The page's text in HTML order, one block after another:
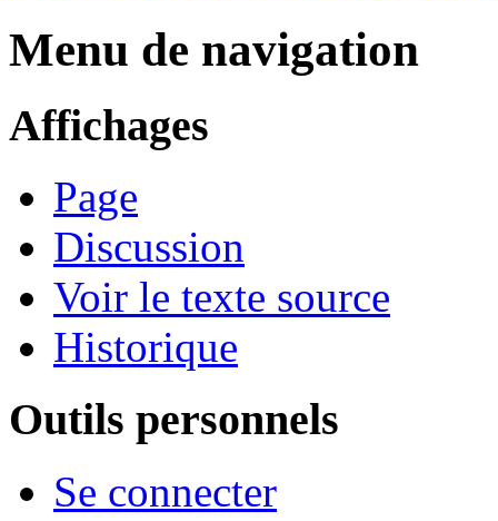
Menu de navigation
Affichages
Page
Discussion
Voir le texte source
Historique
Outils personnels
Se connecter